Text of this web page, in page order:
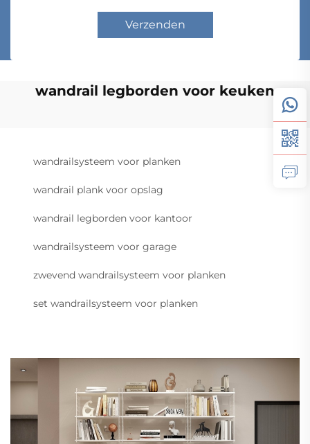
Verzenden
wandrail legborden voor keuken
wandrailsysteem voor planken
wandrail plank voor opslag
wandrail legborden voor kantoor
wandrailsysteem voor garage
zwevend wandrailsysteem voor planken
set wandrailsysteem voor planken